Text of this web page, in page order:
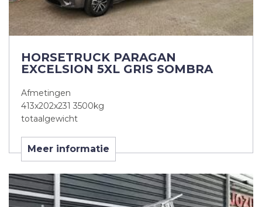
HORSETRUCK PARAGAN
EXCELSION 5XL GRIS SOMBRA
Afmetingen
413x202x231 3500kg
totaalgewicht
Meer informatie